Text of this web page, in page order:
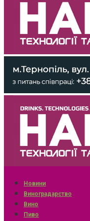
Новини
Виноградарство
Вино
Пиво